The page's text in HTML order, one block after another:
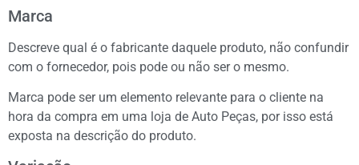
Marca
Descreve qual é o fabricante daquele produto, não confundir
com o fornecedor, pois pode ou não ser o mesmo.
Marca pode ser um elemento relevante para o cliente na
hora da compra em uma loja de Auto Peças, por isso está
exposta na descrição do produto.